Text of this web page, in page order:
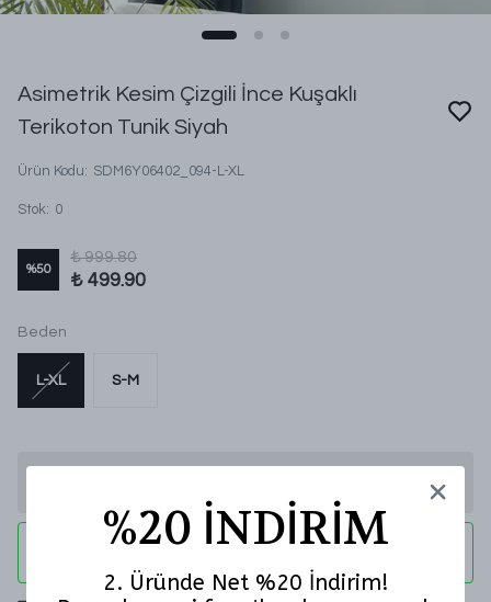
Asimetrik Kesim Çizgili İnce Kuşaklı
Terikoton Tunik Siyah
Ürün Kodu: SDM6Y06402_094-L-XL
Stok: 0
%50
₺ 999.80
₺ 499.90
Beden
L-XL S-M
%20 İNDİRİM
2. Üründe Net %20 İndirim!